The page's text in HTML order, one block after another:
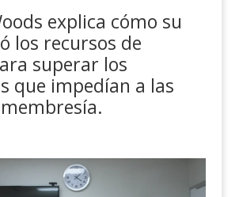
explica cómo su
los recursos de
superar los
que impedían a las